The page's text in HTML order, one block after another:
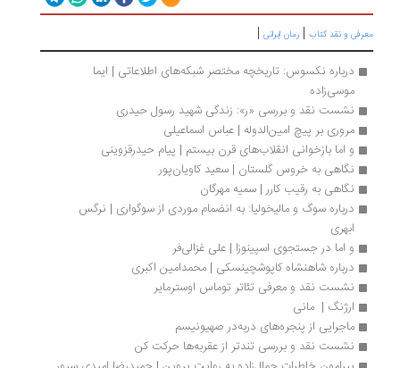
و نقد کتاب|رمان ایرانی|
درباره نکسوس: تاریخچه مختصر شبکه‌های اطلاعاتی | ایما
موسی‌زاده
نشست نقد و بررسی «ر»: زندگی شهید رسول حیدری
مروری بر پیچ امین‌الدوله | عباس اسماعیلی
و اما بازخوانی انقلاب‌های قرن بیستم | پیام حیدرقزوینی
نگاهی به خروس گلستان | سعید کاویان‌پور
نگاهی به رقیب کارر | سمیه مهرگان
درباره سوگ و مالیخولیا: به ‌انضمام موردی از سوگواری | نرگس
و اما در جستجوی اسپینوزا | علی غزالی‌فر
درباره شاهنشاه کاپوشچینسکی | محمدامین اکبری
نشست نقد و معرفی تئاتر توماس اوسترمایر
ارژنگ |  مانی
ماجرایی از پنجره‌های دربه‌در صهیونیسم
نشست نقد و بررسی تندتر از عقربه‌ها حرکت کن